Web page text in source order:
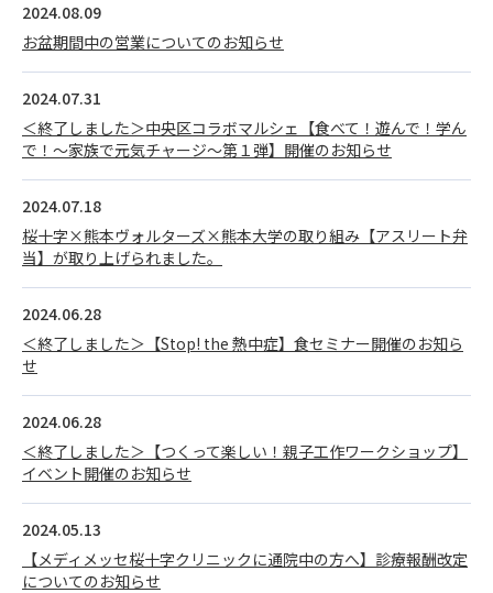
2024.08.09
お盆期間中の営業についてのお知らせ
2024.07.31
＜終了しました＞中央区コラボマルシェ【食べて！遊んで！学ん
で！～家族で元気チャージ～第１弾】開催のお知らせ
2024.07.18
桜十字×熊本ヴォルターズ×熊本大学の取り組み【アスリート弁
当】が取り上げられました。
2024.06.28
＜終了しました＞【Stop! the 熱中症】食セミナー開催のお知ら
せ
2024.06.28
＜終了しました＞【つくって楽しい！親子工作ワークショップ】
イベント開催のお知らせ
2024.05.13
【メディメッセ桜十字クリニックに通院中の方へ】診療報酬改定
についてのお知らせ